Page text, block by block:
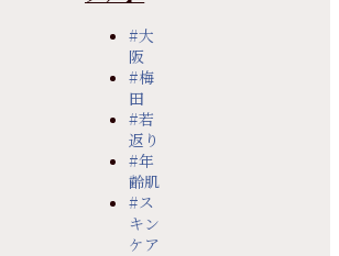
#大
阪
#梅
田
#若
返り
#年
齢肌
#ス
キン
ケア